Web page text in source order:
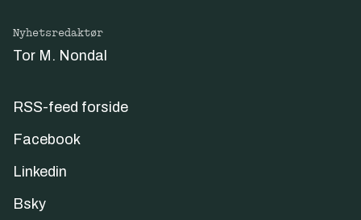
Nyhetsredaktør
Tor M. Nondal
RSS-feed forside
Facebook
Linkedin
Bsky